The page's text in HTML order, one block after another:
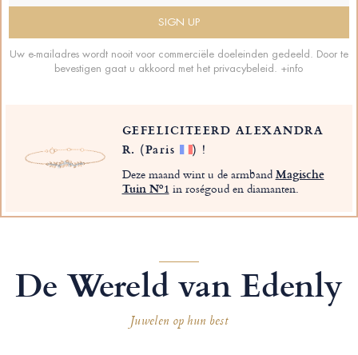
Uw e-mailadres wordt nooit voor commerciële doeleinden gedeeld. Door te
bevestigen gaat u akkoord met het privacybeleid. +info
GEFELICITEERD ALEXANDRA
R. (Paris ) !
Deze maand wint u de armbandMagische
Tuin Nº1 in roségoud en diamanten.
De Wereld van Edenly
Juwelen op hun best